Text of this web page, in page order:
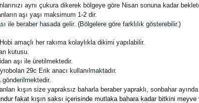
aynı çukura dikerek bölgeye göre Nisan sonuna kadar
aşı yaşı maksimum 1-2 dir.
ile beraber hasada gelir. (Bölgelere göre farklılık gösterebilir.)
amaçlı her rakıma kolaylıkla dikimi yapılabilir.
kutusu.
aşı ile üretilmektedir.
29c Erik anacı kullanılmaktadır.
kışın size yapraksız baharla beraber yapraklı, sonbahar
fakat kışın saksı içerisinde mutlaka bahara kadar bitkini